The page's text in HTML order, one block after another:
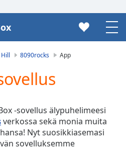
8090rocks App
-sovellus älypuhelimeesi
verkossa sekä monia muita
Nyt suosikkiasemasi
sovelluksemme